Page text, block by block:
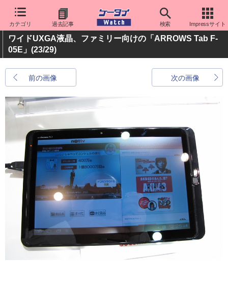
カテゴリ 過去記事 検索 Impressサイト
ワイドUXGA液晶、ファミリー向けの「ARROWS Tab F-
05E」 (23/29)
前の画像 次の画像